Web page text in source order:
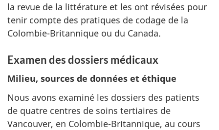
la revue de la littérature et les ont révisées pour
tenir compte des pratiques de codage de la
Colombie-Britannique ou du Canada.
Examen des dossiers médicaux
Milieu, sources de données et éthique
Nous avons examiné les dossiers des patients
de quatre centres de soins tertiaires de
Vancouver, en Colombie-Britannique, au cours